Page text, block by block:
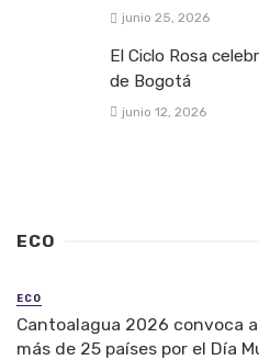
junio 25, 2026
El Ciclo Rosa
de Bogotá
junio 12, 2026
ECO
ECO
Cantoalagua 2026 convoca
más de 25 países por el Día